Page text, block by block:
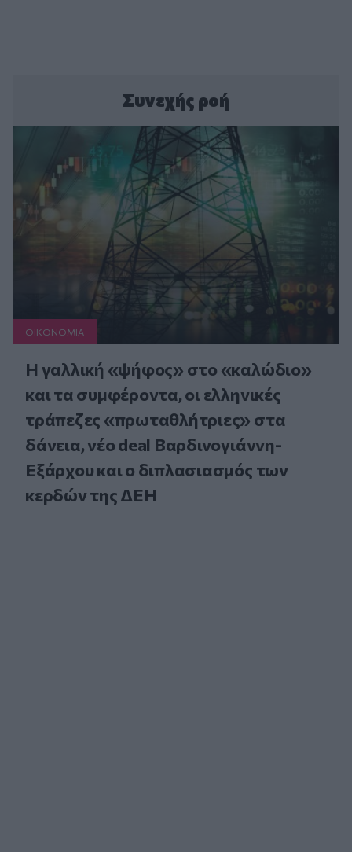
Συνεχής ροή
ΟΙΚΟΝΟΜΙΑ
Η γαλλική «ψήφος» στο «καλώδιο»
και τα συμφέροντα, οι ελληνικές
τράπεζες «πρωταθλήτριες» στα
δάνεια, νέο deal Βαρδινογιάννη-
Εξάρχου και ο διπλασιασμός των
κερδών της ΔΕΗ